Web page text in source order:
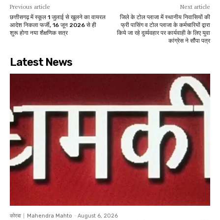
Previous article
छत्तीसगढ़ में स्कूल 1 जुलाई से खुलने का वायरल
आदेश निकला फर्जी, 16 जून 2026 से ही
शुरू होगा नया शैक्षणिक सत्र
Next article
जिले के टोल प्लाजा में स्थानीय निवासियों की
फ्री पासिंग व टोल प्लाजा के कर्मचारियों द्वारा
किये जा रहे दुर्व्यवहार पर कार्यवाही के लिए युवा
कांग्रेस ने सौंपा पत्र
Latest News
कोरबा Mahendra Mahto - August 6, 2026